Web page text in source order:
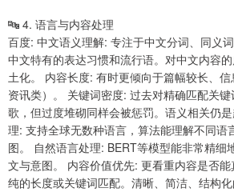
🔤 4. 语言与内容处理
百度: 中文语义理解: 专注于中文分词、同义词
中文特有的表达习惯和流行语。对中文内容
土化。 内容长度: 有时更倾向于篇幅较长、
资讯类）。 关键词密度: 过去对精确匹配关
歌，但过度堆砌同样会被惩罚。语义相关仍
理: 支持全球无数种语言，算法能理解不同语
图。 自然语言处理: BERT等模型能非常精细
文与意图。 内容价值优先: 更看重内容是否
纯的长度或关键词匹配。清晰、简洁、结构化